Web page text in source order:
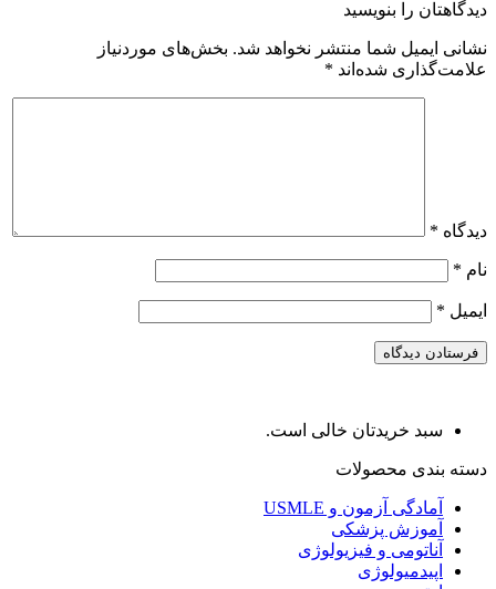
دیدگاهتان را بنویسید
نشانی ایمیل شما منتشر نخواهد شد. بخش‌های موردنیاز
علامت‌گذاری شده‌اند *
دیدگاه *
نام *
ایمیل *
سبد خریدتان خالی است.
دسته بندی محصولات
آمادگی آزمون و USMLE
آموزش پزشکی
آناتومی و فیزیولوژی
اپیدمیولوژی